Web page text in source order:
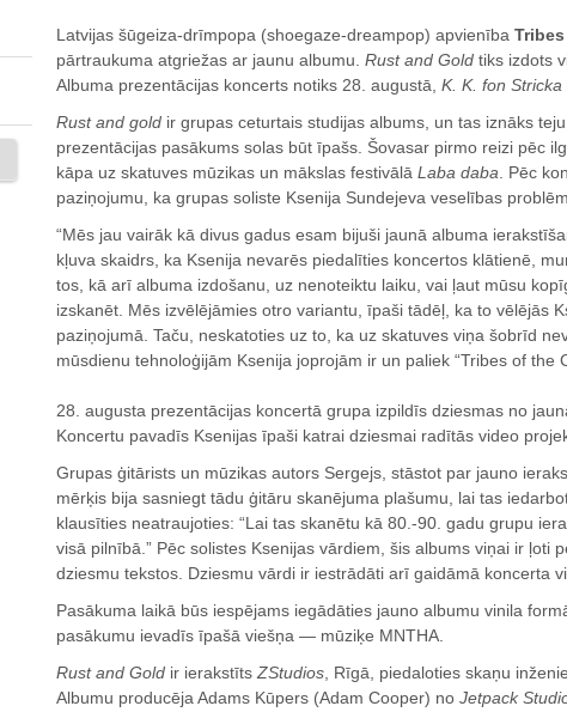
Latvijas šūgeiza-drīmpopa (shoegaze-dreampop) apvienība
pārtraukuma atgriežas ar jaunu albumu. Rust and Gold tiks izdots
Albuma prezentācijas koncerts notiks 28. augustā, K. K. fon Stricka
Rust and gold ir grupas ceturtais studijas albums, un tas iznāks
prezentācijas pasākums solas būt īpašs. Šovasar pirmo reizi pēc
kāpa uz skatuves mūzikas un mākslas festivālā Laba daba . Pēc
paziņojumu, ka grupas soliste Ksenija Sundejeva veselības
“Mēs jau vairāk kā divus gadus esam bijuši jaunā albuma
kļuva skaidrs, ka Ksenija nevarēs piedalīties koncertos klātienē,
tos, kā arī albuma izdošanu, uz nenoteiktu laiku, vai ļaut mūsu
izskanēt. Mēs izvēlējāmies otro variantu, īpaši tādēļ, ka to vēlējās
paziņojumā. Taču, neskatoties uz to, ka uz skatuves viņa šobrīd
mūsdienu tehnoloģijām Ksenija joprojām ir un paliek “Tribes of the
28. augusta prezentācijas koncertā grupa izpildīs dziesmas no
Koncertu pavadīs Ksenijas īpaši katrai dziesmai radītās video
Grupas ģitārists un mūzikas autors Sergejs, stāstot par jauno
mērķis bija sasniegt tādu ģitāru skanējuma plašumu, lai tas
klausīties neatraujoties: “Lai tas skanētu kā 80.-90. gadu grupu
visā pilnībā.” Pēc solistes Ksenijas vārdiem, šis albums viņai ir ļoti
dziesmu tekstos. Dziesmu vārdi ir iestrādāti arī gaidāmā koncerta
Pasākuma laikā būs iespējams iegādāties jauno albumu vinila
pasākumu ievadīs īpašā viešņa — mūziķe MNTHA.
Rust and Gold ir ierakstīts ZStudios , Rīgā, piedaloties skaņu
Albumu producēja Adams Kūpers (Adam Cooper) no Jetpack